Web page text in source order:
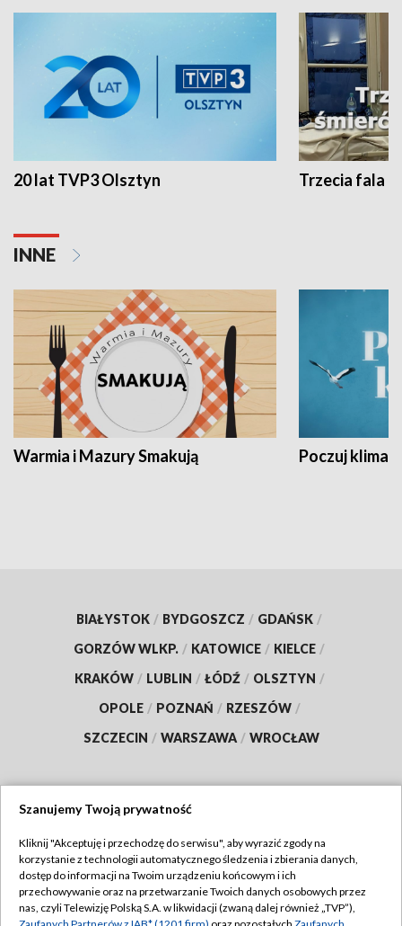
20 lat TVP3 Olsztyn Trzecia fala -
INNE
Warmia i Mazury Smakują Poczuj klimat
BIAŁYSTOK / BYDGOSZCZ / GDAŃSK /
GORZÓW WLKP. / KATOWICE / KIELCE /
KRAKÓW / LUBLIN / ŁÓDŹ / OLSZTYN /
OPOLE / POZNAŃ / RZESZÓW /
SZCZECIN / WARSZAWA / WROCŁAW
TVP
Abonament TVP
Emisja w TVP
Regulamin TVP
Szanujemy Twoją prywatność
Kliknij "Akceptuję i przechodzę do serwisu", aby wyrazić zgody na
korzystanie z technologii automatycznego śledzenia i zbierania danych,
dostęp do informacji na Twoim urządzeniu końcowym i ich
przechowywanie oraz na przetwarzanie Twoich danych osobowych przez
nas, czyli Telewizję Polską S.A. w likwidacji (zwaną dalej również „TVP”),